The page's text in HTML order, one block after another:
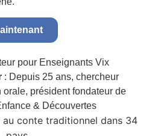
: Depuis 25 ans, chercheur
président fondateur de
& Découvertes
conte traditionnel dans 34